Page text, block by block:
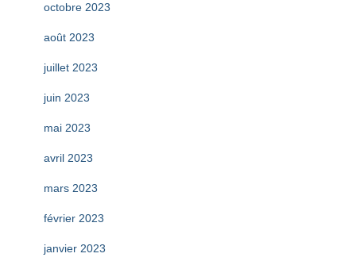
octobre 2023
août 2023
juillet 2023
juin 2023
mai 2023
avril 2023
mars 2023
février 2023
janvier 2023